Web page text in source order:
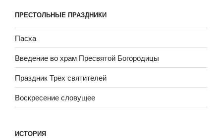
ПРЕСТОЛЬНЫЕ ПРАЗДНИКИ
Пасха
Введение во храм Пресвятой Богородицы
Праздник Трех святителей
Воскресение словущее
ИСТОРИЯ